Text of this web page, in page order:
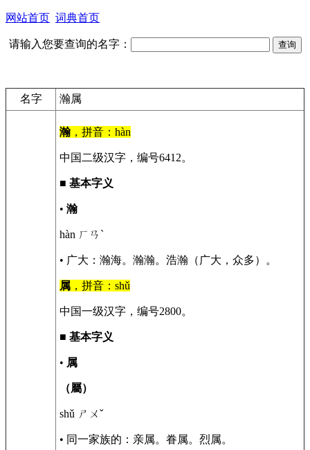
网站首页 词典首页
请输入您要查询的名字：
名字 瀚属
瀚 ，拼音：hàn
中国二级汉字，编号6412。
■ 基本字义
• 瀚
hàn ㄏㄢˋ
• 广大：瀚海。瀚瀚。浩瀚（广大，众多）。
属 ，拼音：shǔ
中国一级汉字，编号2800。
■ 基本字义
• 属
（屬）
shǔ ㄕㄨˇ
• 同一家族的：亲属。眷属。烈属。